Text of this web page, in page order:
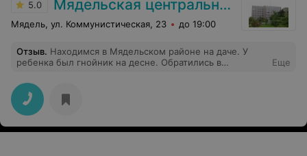
5.0 Мядельская центральная районная больница
Мядель, ул. Коммунистическая, 23 до 19:00
Отзыв. Находимся в Мядельском районе на даче. У
ребенка был гнойник на десне. Обратились в
Стоматолог быстро обработала десну, дала
рекомендации. Спасибо за оперативность и
вежливость!
Еще